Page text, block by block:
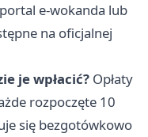
e-wokanda lub
na oficjalnej
je wpłacić? Opłaty
rozpoczęte 10
się bezgotówkowo